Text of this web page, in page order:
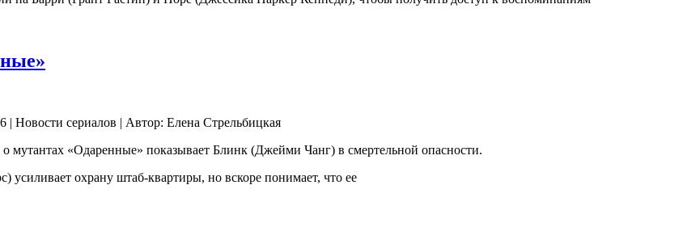
Новости сериалов | Автор: Елена Стрельбицкая
мутантах «Одаренные» показывает Блинк (Джейми Чанг) в смертельной опасности.
усиливает охрану штаб-квартиры, но вскоре понимает, что ее